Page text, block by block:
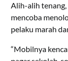
Alih-alih
mencoba
pelaku marah
“Mobilnya